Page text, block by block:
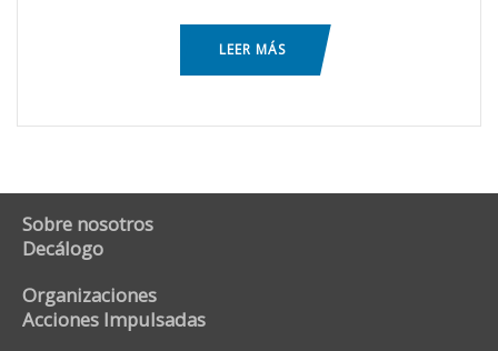
LEER MÁS
Sobre nosotros
Decálogo
Organizaciones
Acciones Impulsadas